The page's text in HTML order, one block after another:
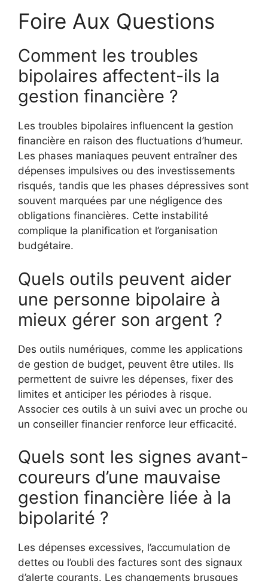
Foire Aux Questions
Comment les troubles
bipolaires affectent-ils la
gestion financière ?
Les troubles bipolaires influencent la gestion
financière en raison des fluctuations d’humeur.
Les phases maniaques peuvent entraîner des
dépenses impulsives ou des investissements
risqués, tandis que les phases dépressives sont
souvent marquées par une négligence des
obligations financières. Cette instabilité
complique la planification et l’organisation
budgétaire.
Quels outils peuvent aider
une personne bipolaire à
mieux gérer son argent ?
Des outils numériques, comme les applications
de gestion de budget, peuvent être utiles. Ils
permettent de suivre les dépenses, fixer des
limites et anticiper les périodes à risque.
Associer ces outils à un suivi avec un proche ou
un conseiller financier renforce leur efficacité.
Quels sont les signes avant-
coureurs d’une mauvaise
gestion financière liée à la
bipolarité ?
Les dépenses excessives, l’accumulation de
dettes ou l’oubli des factures sont des signaux
d’alerte courants. Les changements brusques